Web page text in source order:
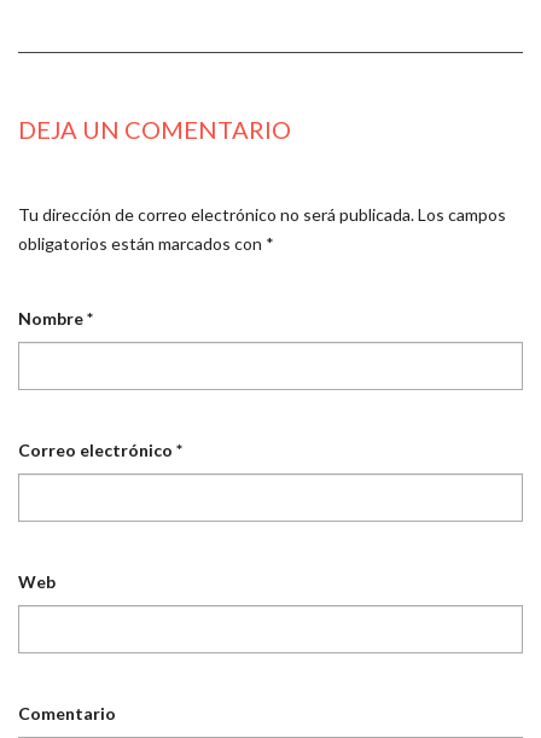
DEJA UN COMENTARIO
Tu dirección de correo electrónico no será publicada.Los campos
obligatorios están marcados con *
Nombre*
Correo electrónico *
Web
Comentario